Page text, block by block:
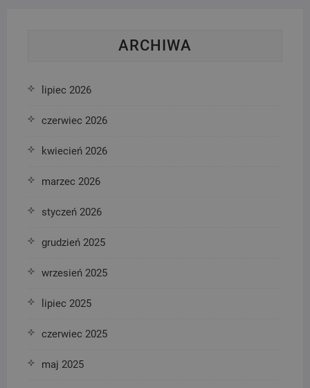
ARCHIWA
lipiec 2026
czerwiec 2026
kwiecień 2026
marzec 2026
styczeń 2026
grudzień 2025
wrzesień 2025
lipiec 2025
czerwiec 2025
maj 2025